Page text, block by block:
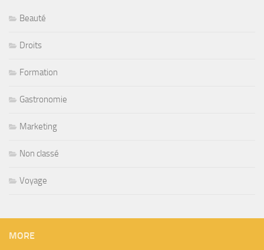
Beauté
Droits
Formation
Gastronomie
Marketing
Non classé
Voyage
MORE